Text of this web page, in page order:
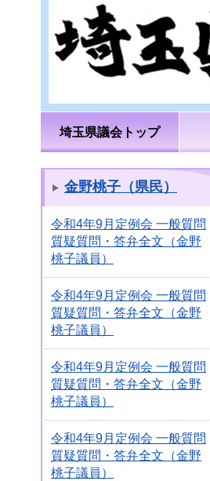
埼玉県議会トップ
金野桃子（県民）
令和4年9月定例会 一般質問
質疑質問・答弁全文（金野
桃子議員）
令和4年9月定例会 一般質問
質疑質問・答弁全文（金野
桃子議員）
令和4年9月定例会 一般質問
質疑質問・答弁全文（金野
桃子議員）
令和4年9月定例会 一般質問
質疑質問・答弁全文（金野
桃子議員）